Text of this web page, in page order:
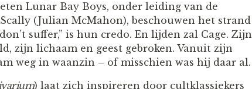
Lunar Bay Boys, onder leiding van de
(Julian McMahon), beschouwen het strand
suffer,” is hun credo. En lijden zal Cage. Zijn
zijn lichaam en geest gebroken. Vanuit zijn
weg in waanzin – of misschien was hij daar al.
) laat zich inspireren door cultklassiekers